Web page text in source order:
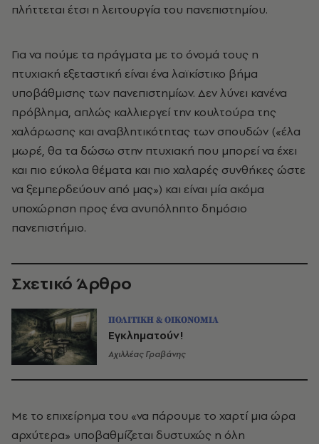
πλήττεται έτσι η λειτουργία του πανεπιστημίου.
Για να πούμε τα πράγματα με το όνομά τους η
πτυχιακή εξεταστική είναι ένα λαϊκίστικο βήμα
υποβάθμισης των πανεπιστημίων. Δεν λύνει κανένα
πρόβλημα, απλώς καλλιεργεί την κουλτούρα της
χαλάρωσης και αναβλητικότητας των σπουδών («έλα
μωρέ, θα τα δώσω στην πτυχιακή που μπορεί να έχει
και πιο εύκολα θέματα και πιο χαλαρές συνθήκες ώστε
να ξεμπερδεύουν από μας») και είναι μία ακόμα
υποχώρηση προς ένα ανυπόληπτο δημόσιο
πανεπιστήμιο.
Σχετικό Άρθρο
ΠΟΛΙΤΙΚΗ & ΟΙΚΟΝΟΜΙΑ
Εγκληματούν!
Αχιλλέας Γραβάνης
Με το επιχείρημα του «να πάρουμε το χαρτί μια ώρα
αρχύτερα» υποβαθμίζεται δυστυχώς η όλη